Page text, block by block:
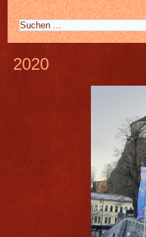
2020